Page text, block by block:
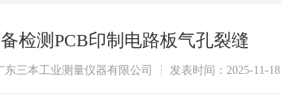
检测PCB印制电路板气孔裂缝
东三本工业测量仪器有限公司 发表时间：2025-11-18